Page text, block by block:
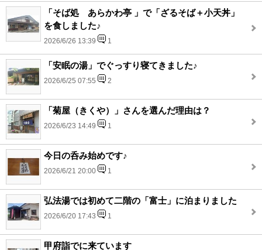
「そば処 あらかわ亭 」で「ざるそば＋小天丼」
を食しました♪
2026/6/26 13:39 1
「安眠の湯」でぐっすり寝てきました♪
2026/6/25 07:55 2
「菊屋（きくや）」さんを選んだ理由は？
2026/6/23 14:49 1
今日の呑み始めです♪
2026/6/21 20:00 1
弘法湯では初めて二階の「富士」に泊まりました
2026/6/20 17:43 1
甲府詣でに来ています